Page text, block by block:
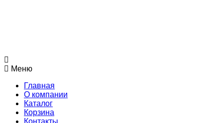
Меню
Главная
О компании
Каталог
Корзина
Контакты